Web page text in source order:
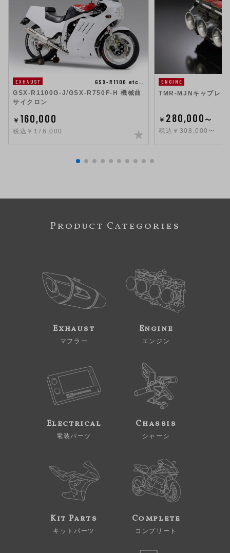
EXHAUST
GSX-R1100 etc…
GSX-R1100G-J/GSX-R750F-H 機械曲
サイクロン
￥ 160,000
税込￥176,000
ENGINE
TMR-MJNキャブレタ
￥ 280,000〜
税込￥308,000〜
Product Categories
Exhaust
マフラー
Engine
エンジン
Electrical
電装パーツ
Chassis
シャーシ
Kit Parts
キットパーツ
Complete
コンプリート